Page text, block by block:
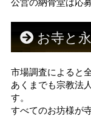
公営の納骨堂は応
お寺と
市場調査によると
あくまでも宗教法
す。
すべてのお坊様が